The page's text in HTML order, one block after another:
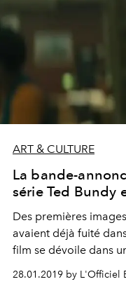
ART & CULTURE
La bande-
série Ted Bundy
Des premières
avaient déjà fuité
film se dévoile dans
28.01.2019 by L'Officiel